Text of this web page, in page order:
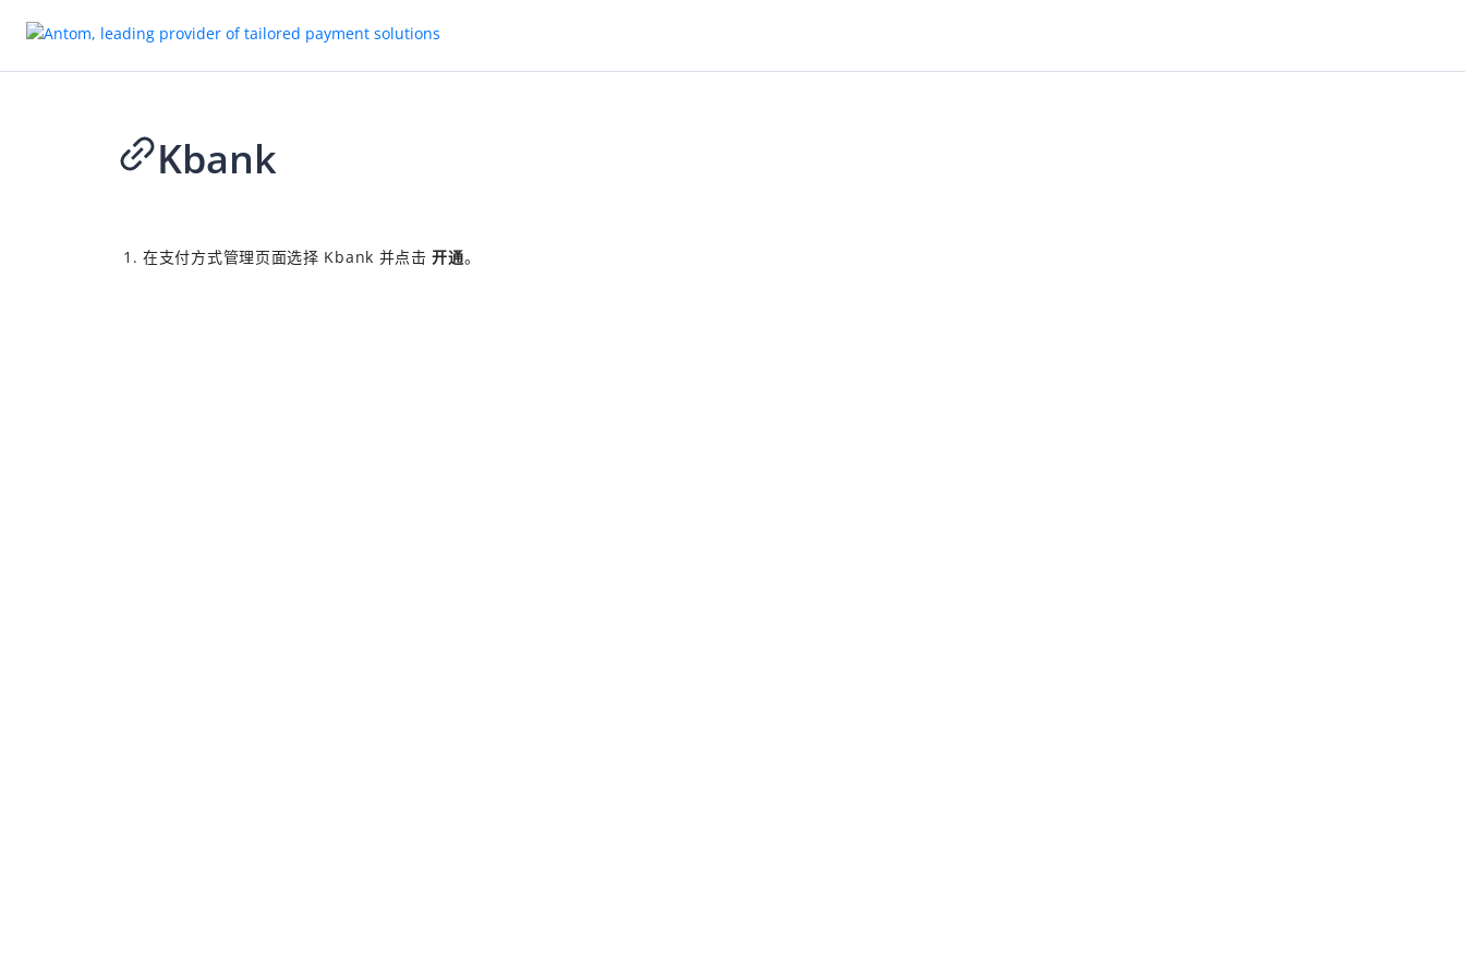
Kbank
在支付方式管理页面选择 Kbank 并点击开通。